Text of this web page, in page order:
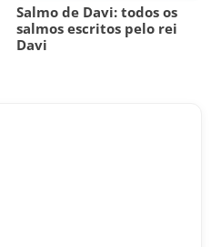
Salmo de Davi: todos os
salmos escritos pelo rei
Davi